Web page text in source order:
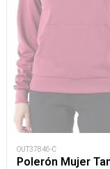
OUT37846-C
Polerón Mujer